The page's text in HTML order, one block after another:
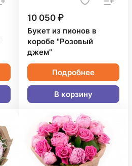
10 050 ₽
Букет из пионов в
коробе "Розовый
джем"
Подробнее
В корзину